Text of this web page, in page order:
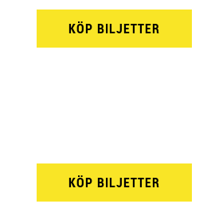
KÖP BILJETTER
KÖP BILJETTER